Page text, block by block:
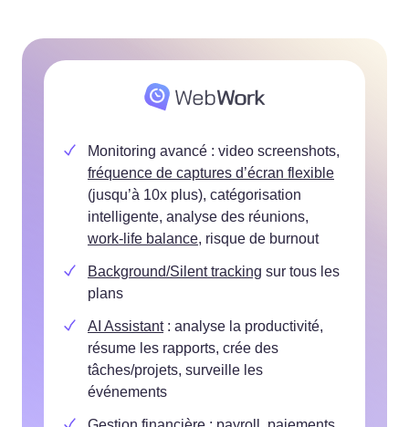
Monitoring avancé : video screenshots,
fréquence de captures d’écran flexible
(jusqu’à 10x plus), catégorisation
intelligente, analyse des réunions,
work-life balance, risque de burnout
Background/Silent tracking sur tous les
plans
AI Assistant: analyse la productivité,
résume les rapports, crée des
tâches/projets, surveille les
événements